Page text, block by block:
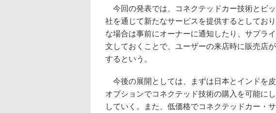
今回の発表では、コネクテッドカー技術とビ
社を通じて新たなサービスを提供するとしてお
な場合は事前にオーナーに通知したり、サプラ
文しておくことで、ユーザーの来店時に販売店
するという。
今後の展開としては、まずは日本とインドを
オプションでコネクテッド技術の購入を可能に
していく。また、低価格でコネクテッドカー・